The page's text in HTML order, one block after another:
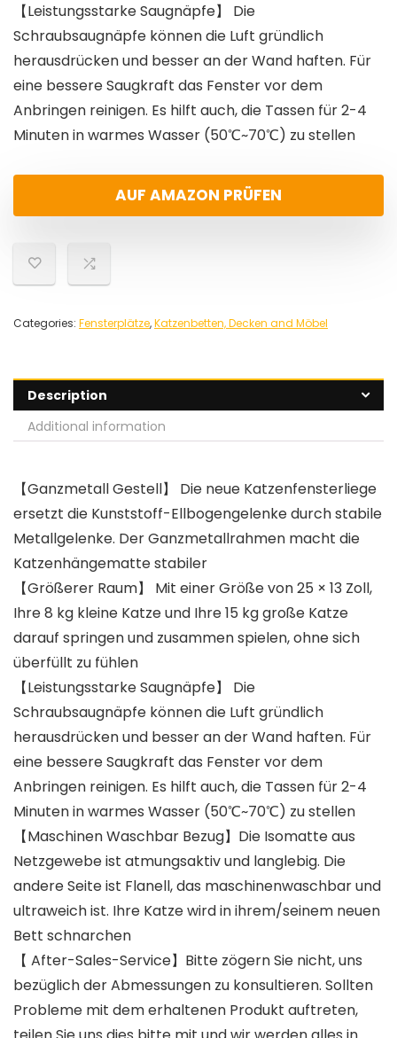
【Leistungsstarke Saugnäpfe】 Die
Schraubsaugnäpfe können die Luft gründlich
herausdrücken und besser an der Wand haften. Für
eine bessere Saugkraft das Fenster vor dem
Anbringen reinigen. Es hilft auch, die Tassen für 2-4
Minuten in warmes Wasser (50℃~70℃) zu stellen
AUF AMAZON PRÜFEN
Categories: Fensterplätze,Katzenbetten, Decken and Möbel
Description
Additional information
【Ganzmetall Gestell】 Die neue Katzenfensterliege
ersetzt die Kunststoff-Ellbogengelenke durch stabile
Metallgelenke. Der Ganzmetallrahmen macht die
Katzenhängematte stabiler
【Größerer Raum】 Mit einer Größe von 25 × 13 Zoll,
Ihre 8 kg kleine Katze und Ihre 15 kg große Katze
darauf springen und zusammen spielen, ohne sich
überfüllt zu fühlen
【Leistungsstarke Saugnäpfe】 Die
Schraubsaugnäpfe können die Luft gründlich
herausdrücken und besser an der Wand haften. Für
eine bessere Saugkraft das Fenster vor dem
Anbringen reinigen. Es hilft auch, die Tassen für 2-4
Minuten in warmes Wasser (50℃~70℃) zu stellen
【Maschinen Waschbar Bezug】Die Isomatte aus
Netzgewebe ist atmungsaktiv und langlebig. Die
andere Seite ist Flanell, das maschinenwaschbar und
ultraweich ist. Ihre Katze wird in ihrem/seinem neuen
Bett schnarchen
【 After-Sales-Service】Bitte zögern Sie nicht, uns
bezüglich der Abmessungen zu konsultieren. Sollten
Probleme mit dem erhaltenen Produkt auftreten,